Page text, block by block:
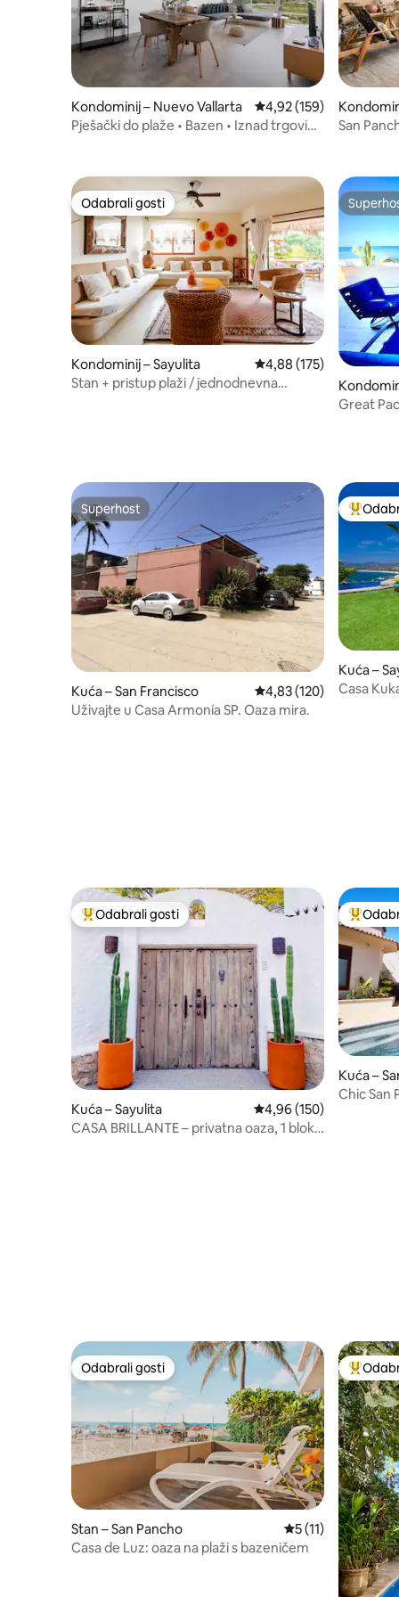
Kondominij – Nuevo Vallarta Prosječna ocjena: 4,92/
4,92 (159)
Pješački do plaže • Bazen • Iznad trgovina
San
Odabrali gosti
Odabrali gosti
Kondominij – Sayulita Prosječna ocjena:
4,88 (175)
Stan + pristup plaži / jednodnevna
Great
Superhost
Superhost
Kuća – San Francisco Prosječna ocjena:
4,83 (120)
Uživajte u Casa Armonía SP. Oaza mira.
Među
Kuća –
Casa
Među najviše rangiranima s oznakom „Odabrali gosti”
Odabrali gosti
Kuća – Sayulita Prosječna ocjena: 4,96/
4,96 (150)
CASA BRILLANTE – privatna oaza, 1 blok
Među
Kuća –
Chic San
Odabrali gosti
Odabrali gosti
Stan – San Pancho Prosječna ocjena:
5 (11)
Casa de Luz: oaza na plaži s bazeničem
Među